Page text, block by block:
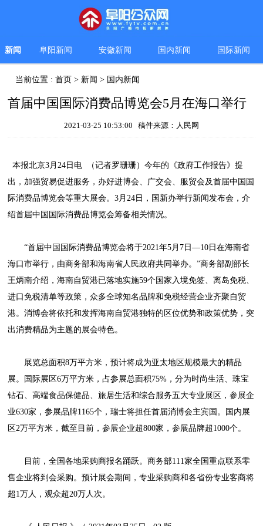
新闻 阜阳新闻 安徽新闻 国内新闻 国际新闻
当前位置 :首页 > 新闻 > 国内新闻
首届中国国际消费品博览会5月在海口举行
2021-03-25 10:53:00 稿件来源：人民网
本报北京3月24日电 （记者罗珊珊）今年的《政府工作报告》提
出，加强贸易促进服务，办好进博会、广交会、服贸会及首届中国国
际消费品博览会等重大展会。3月24日，国新办举行新闻发布会，介
绍首届中国国际消费品博览会筹备相关情况。
“首届中国国际消费品博览会将于2021年5月7日—10日在海南省
海口市举行，由商务部和海南省人民政府共同举办。”商务部副部长
王炳南介绍，海南自贸港已落地实施59个国家入境免签、离岛免税、
进口免税清单等政策，众多全球知名品牌和免税经营企业齐聚自贸
港。消博会将依托和发挥海南自贸港独特的区位优势和政策优势，突
出消费精品为主题的展会特色。
展览总面积8万平方米，预计将成为亚太地区规模最大的精品
展。国际展区6万平方米，占参展总面积75%，分为时尚生活、珠宝
钻石、高端食品保健品、旅居生活和综合服务五大专业展区，参展企
业630家，参展品牌1165个，瑞士将担任首届消博会主宾国。国内展
区2万平方米，截至目前，参展企业超800家，参展品牌超1000个。
目前，全国各地采购商报名踊跃。商务部111家全国重点联系零
售企业将到会采购。预计展会期间，专业采购商和各省份专业客商将
超1万人，观众超20万人次。